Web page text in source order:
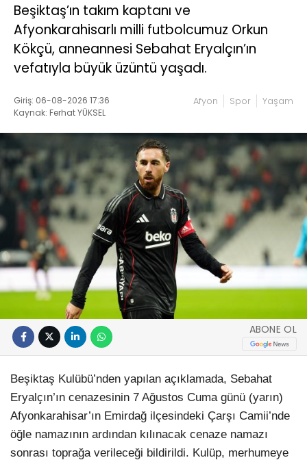
Beşiktaş’ın takım kaptanı ve
Afyonkarahisarlı milli futbolcumuz Orkun
Kökçü, anneannesi Sebahat Eryalçın’ın
vefatıyla büyük üzüntü yaşadı.
Giriş: 06-08-2026 17:36
Kaynak: Ferhat YÜKSEL
Afyon Spor Yaşam
ABONE OL
Beşiktaş Kulübü’nden yapılan açıklamada, Sebahat
Eryalçın’ın cenazesinin 7 Ağustos Cuma günü (yarın)
Afyonkarahisar’ın Emirdağ ilçesindeki Çarşı Camii’nde
öğle namazının ardından kılınacak cenaze namazı
sonrası toprağa verileceği bildirildi. Kulüp, merhumeye